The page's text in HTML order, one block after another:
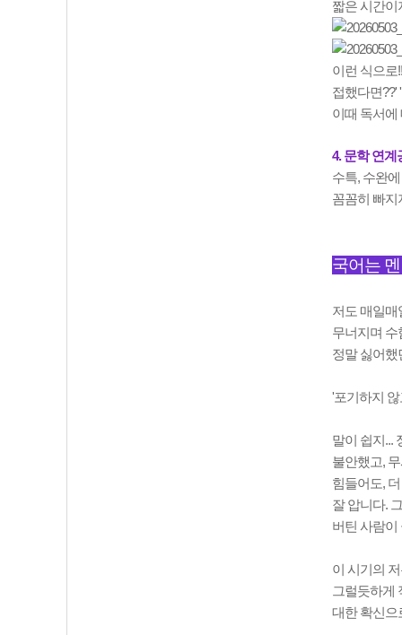
짧은 시간이
이런 식으로
접했다면??'
이때 독서에
4. 문학 연계
수특, 수완
꼼꼼히 빠지
국어는
저도 매일매
무너지며 수
정말 싫어했
'포기하지
말이 쉽지...
불안했고,
힘들어도,
잘 압니다.
버틴 사람이
이 시기의
그럴듯하게
대한 확신으